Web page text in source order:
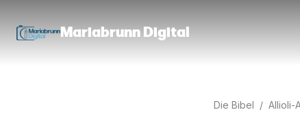
Mariabrunn Digital
Die Bibel / Allioli-